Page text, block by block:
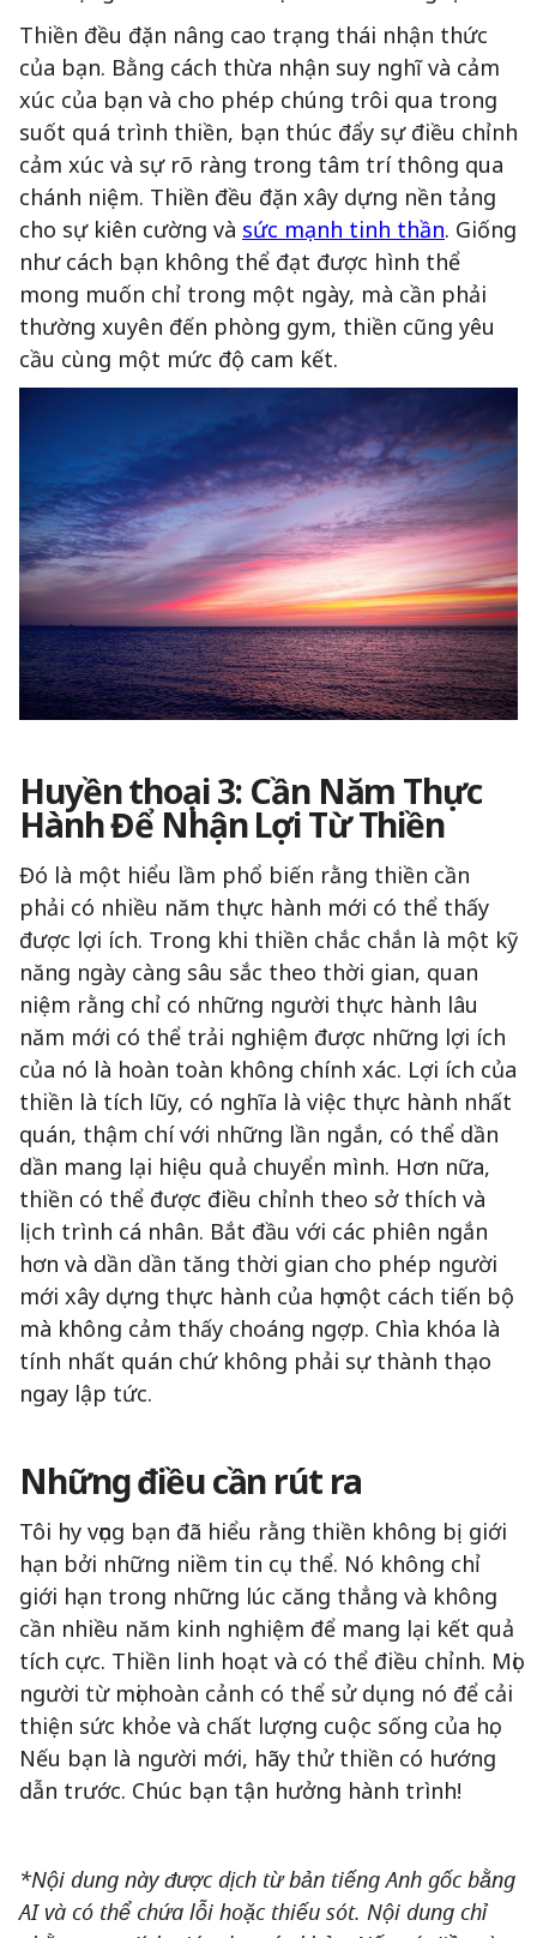
Thiền đều đặn nâng cao trạng thái nhận thức
của bạn. Bằng cách thừa nhận suy nghĩ và cảm
xúc của bạn và cho phép chúng trôi qua trong
suốt quá trình thiền, bạn thúc đẩy sự điều chỉnh
cảm xúc và sự rõ ràng trong tâm trí thông qua
chánh niệm. Thiền đều đặn xây dựng nền tảng
cho sự kiên cường và sức mạnh tinh thần. Giống
như cách bạn không thể đạt được hình thể
mong muốn chỉ trong một ngày, mà cần phải
thường xuyên đến phòng gym, thiền cũng yêu
cầu cùng một mức độ cam kết.
Huyền thoại 3: Cần Năm Thực
Hành Để Nhận Lợi Từ Thiền
Đó là một hiểu lầm phổ biến rằng thiền cần
phải có nhiều năm thực hành mới có thể thấy
được lợi ích. Trong khi thiền chắc chắn là một kỹ
năng ngày càng sâu sắc theo thời gian, quan
niệm rằng chỉ có những người thực hành lâu
năm mới có thể trải nghiệm được những lợi ích
của nó là hoàn toàn không chính xác. Lợi ích của
thiền là tích lũy, có nghĩa là việc thực hành nhất
quán, thậm chí với những lần ngắn, có thể dần
dần mang lại hiệu quả chuyển mình. Hơn nữa,
thiền có thể được điều chỉnh theo sở thích và
lịch trình cá nhân. Bắt đầu với các phiên ngắn
hơn và dần dần tăng thời gian cho phép người
mới xây dựng thực hành của họ một cách tiến bộ
mà không cảm thấy choáng ngợp. Chìa khóa là
tính nhất quán chứ không phải sự thành thạo
ngay lập tức.
Những điều cần rút ra
Tôi hy vọng bạn đã hiểu rằng thiền không bị giới
hạn bởi những niềm tin cụ thể. Nó không chỉ
giới hạn trong những lúc căng thẳng và không
cần nhiều năm kinh nghiệm để mang lại kết quả
tích cực. Thiền linh hoạt và có thể điều chỉnh. Mọi
người từ mọi hoàn cảnh có thể sử dụng nó để cải
thiện sức khỏe và chất lượng cuộc sống của họ.
Nếu bạn là người mới, hãy thử thiền có hướng
dẫn trước. Chúc bạn tận hưởng hành trình!
*Nội dung này được dịch từ bản tiếng Anh gốc bằng
AI và có thể chứa lỗi hoặc thiếu sót. Nội dung chỉ